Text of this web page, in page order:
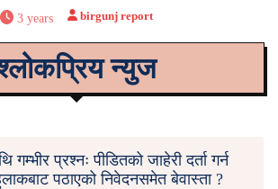
3 years birgunj report
न्युज
गम्भीर प्रश्नः पीडितको जाहेरी दर्ता गर्न
पठाएको निवेदनसमेत बेवास्ता ?